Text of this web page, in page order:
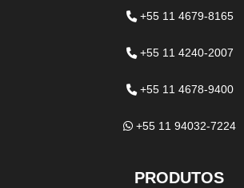
+55 11 4679-8165
+55 11 4240-2007
+55 11 4678-9400
+55 11 94032-7224
PRODUTOS